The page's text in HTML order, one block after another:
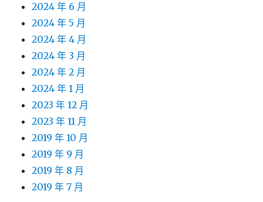
2024 年 6 月
2024 年 5 月
2024 年 4 月
2024 年 3 月
2024 年 2 月
2024 年 1 月
2023 年 12 月
2023 年 11 月
2019 年 10 月
2019 年 9 月
2019 年 8 月
2019 年 7 月